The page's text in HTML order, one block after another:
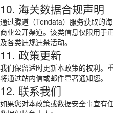
10. 海关数据合规声明
通过腾道（Tendata）服务获取的
商业公开渠道。该类信息仅限用于
及各类违规违禁活动。
11. 政策更新
我们保留适时更新本政策的权利。
将通过站内信或邮件显著通知您。
12. 联系我们
如果您对本政策或数据安全事宜有